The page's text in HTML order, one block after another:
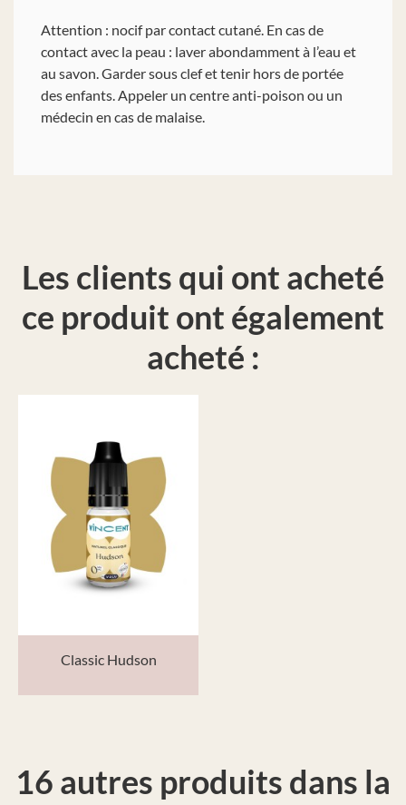
Attention : nocif par contact cutané. En cas de
contact avec la peau : laver abondamment à l’eau et
au savon. Garder sous clef et tenir hors de portée
des enfants. Appeler un centre anti-poison ou un
médecin en cas de malaise.
Les clients qui ont acheté
ce produit ont également
acheté :
Classic Hudson
16 autres produits dans la